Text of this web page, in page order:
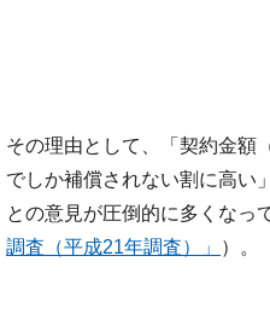
その理由として、「契約金額
でしか補償されない割に高い
との意見が圧倒的に多くなっ
調査（平成21年調査）」
）。